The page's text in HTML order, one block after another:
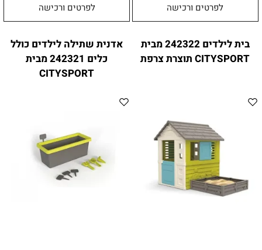
לפרטים ורכישה לפרטים ורכישה
בית לילדים 242322 מבית
CITYSPORT תוצרת צרפת
אדנית שתילה לילדים כולל
כלים 242321 מבית
CITYSPORT